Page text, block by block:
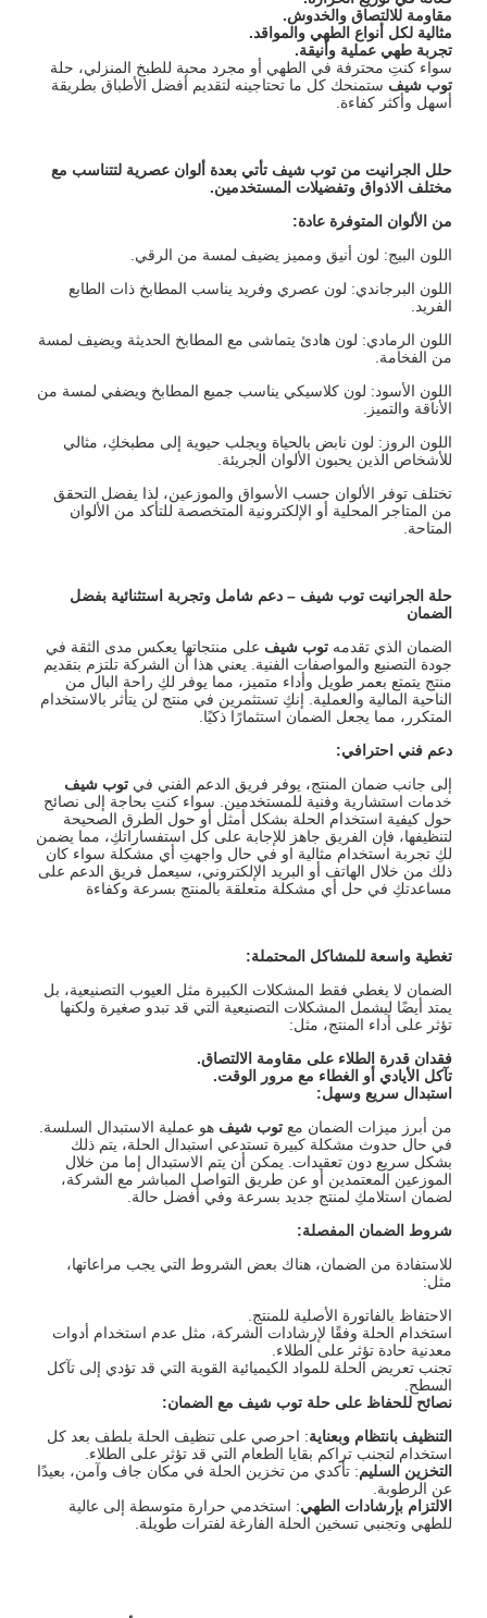
مقاومة للالتصاق والخدوش.
مثالية لكل أنواع الطهي والمواقد.
تجربة طهي عملية وأنيقة.
سواء كنتِ محترفة في الطهي أو مجرد محبة للطبخ المنزلي، حلة
توب شيف ستمنحك كل ما تحتاجينه لتقديم أفضل الأطباق بطريقة
أسهل وأكثر كفاءة.
حلل الجرانيت من توب شيف تأتي بعدة ألوان عصرية لتتناسب مع
مختلف الاذواق وتفضيلات المستخدمين.
من الألوان المتوفرة عادة:
اللون البيج: لون أنيق ومميز يضيف لمسة من الرقي.
اللون البرجاندي: لون عصري وفريد يناسب المطابخ ذات الطابع
الفريد.
اللون الرمادي: لون هادئ يتماشى مع المطابخ الحديثة ويضيف لمسة
من الفخامة.
اللون الأسود: لون كلاسيكي يناسب جميع المطابخ ويضفي لمسة من
الأناقة والتميز.
اللون الروز: لون نابض بالحياة ويجلب حيوية إلى مطبخكِ، مثالي
للأشخاص الذين يحبون الألوان الجريئة.
تختلف توفر الألوان حسب الأسواق والموزعين، لذا يفضل التحقق
من المتاجر المحلية أو الإلكترونية المتخصصة للتأكد من الألوان
المتاحة.
حلة الجرانيت توب شيف–دعم شامل وتجربة استثنائية بفضل
الضمان
الضمان الذي تقدمهتوب شيف على منتجاتها يعكس مدى الثقة في
جودة التصنيع والمواصفات الفنية. يعني هذا أن الشركة تلتزم بتقديم
منتج يتمتع بعمر طويل وأداء متميز، مما يوفر لكِ راحة البال من
الناحية المالية والعملية. إنكِ تستثمرين في منتج لن يتأثر بالاستخدام
المتكرر، مما يجعل الضمان استثمارًا ذكيًا.
دعم فني احترافي:
إلى جانب ضمان المنتج، يوفر فريق الدعم الفني فيتوب شيف
خدمات استشارية وفنية للمستخدمين. سواء كنتِ بحاجة إلى نصائح
حول كيفية استخدام الحلة بشكل أمثل أو حول الطرق الصحيحة
لتنظيفها، فإن الفريق جاهز للإجابة على كل استفساراتكِ، مما يضمن
لكِ تجربة استخدام مثالية او في حال واجهتِ أي مشكلة سواء كان
ذلك من خلال الهاتف أو البريد الإلكتروني، سيعمل فريق الدعم على
مساعدتكِ في حل أي مشكلة متعلقة بالمنتج بسرعة وكفاءة
تغطية واسعة للمشاكل المحتملة:
الضمان لا يغطي فقط المشكلات الكبيرة مثل العيوب التصنيعية، بل
يمتد أيضًا ليشمل المشكلات التصنيعية التي قد تبدو صغيرة ولكنها
تؤثر على أداء المنتج، مثل:
فقدان قدرة الطلاء على مقاومة الالتصاق.
تآكل الأيادي أو الغطاء مع مرور الوقت.
استبدال سريع وسهل:
من أبرز ميزات الضمان معتوب شيف هو عملية الاستبدال السلسة.
في حال حدوث مشكلة كبيرة تستدعي استبدال الحلة، يتم ذلك
بشكل سريع دون تعقيدات. يمكن أن يتم الاستبدال إما من خلال
الموزعين المعتمدين أو عن طريق التواصل المباشر مع الشركة،
لضمان استلامكِ لمنتج جديد بسرعة وفي أفضل حالة.
شروط الضمان المفصلة:
للاستفادة من الضمان، هناك بعض الشروط التي يجب مراعاتها،
مثل:
الاحتفاظ بالفاتورة الأصلية للمنتج.
استخدام الحلة وفقًا لإرشادات الشركة، مثل عدم استخدام أدوات
معدنية حادة تؤثر على الطلاء.
تجنب تعريض الحلة للمواد الكيميائية القوية التي قد تؤدي إلى تآكل
السطح.
نصائح للحفاظ على حلة توب شيف مع الضمان:
التنظيف بانتظام وبعناية: احرصي على تنظيف الحلة بلطف بعد كل
استخدام لتجنب تراكم بقايا الطعام التي قد تؤثر على الطلاء.
التخزين السليم: تأكدي من تخزين الحلة في مكان جاف وآمن، بعيدًا
عن الرطوبة.
الالتزام بإرشادات الطهي: استخدمي حرارة متوسطة إلى عالية
للطهي وتجنبي تسخين الحلة الفارغة لفترات طويلة.